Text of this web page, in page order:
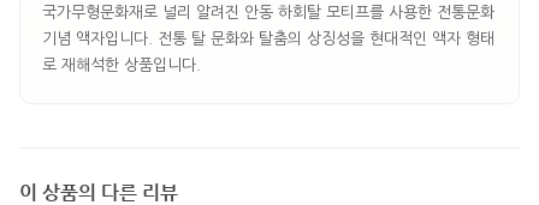
국가무형문화재로 널리 알려진 안동 하회탈 모티프를 사용한 전통문화
기념 액자입니다. 전통 탈 문화와 탈춤의 상징성을 현대적인 액자 형태
로 재해석한 상품입니다.
이 상품의 다른 리뷰